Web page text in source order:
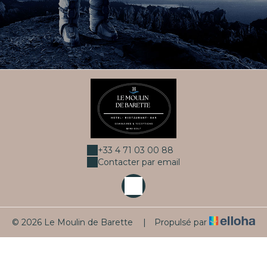
+33 4 71 03 00 88
Contacter par email
© 2026 Le Moulin de Barette | Propulsé par